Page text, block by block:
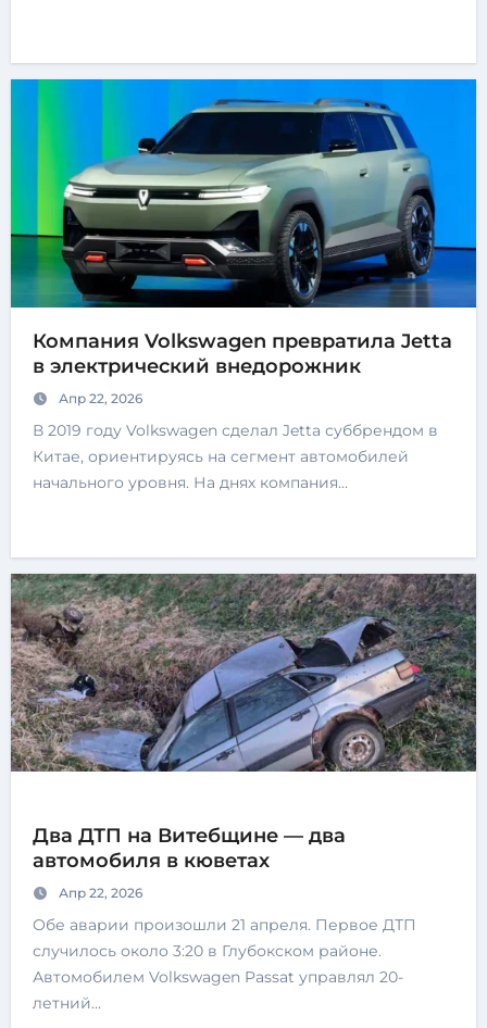
Компания Volkswagen превратила Jetta
в электрический внедорожник
Апр 22, 2026
В 2019 году Volkswagen сделал Jetta суббрендом в
Китае, ориентируясь на сегмент автомобилей
начального уровня. На днях компания…
Два ДТП на Витебщине — два
автомобиля в кюветах
Апр 22, 2026
Обе аварии произошли 21 апреля. Первое ДТП
случилось около 3:20 в Глубокском районе.
Автомобилем Volkswagen Passat управлял 20-
летний…